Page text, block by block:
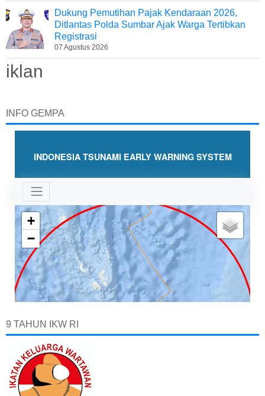
Dukung Pemutihan Pajak Kendaraan 2026,
Ditlantas Polda Sumbar Ajak Warga Tertibkan
Registrasi
07 Agustus 2026
iklan
INFO GEMPA
9 TAHUN IKW RI